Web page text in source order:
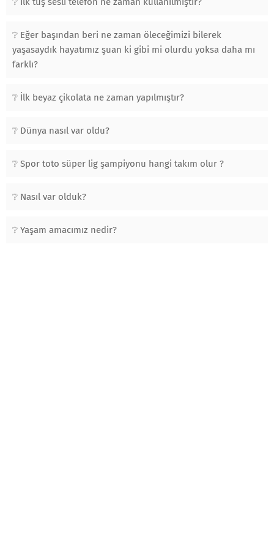
Eğer başından beri ne zaman öleceğimizi bilerek
yaşasaydık hayatımız şuan ki gibi mi olurdu yoksa daha mı
farklı?
İlk beyaz çikolata ne zaman yapılmıştır?
Dünya nasıl var oldu?
Spor toto süper lig şampiyonu hangi takım olur ?
Nasıl var olduk?
Yaşam amacımız nedir?